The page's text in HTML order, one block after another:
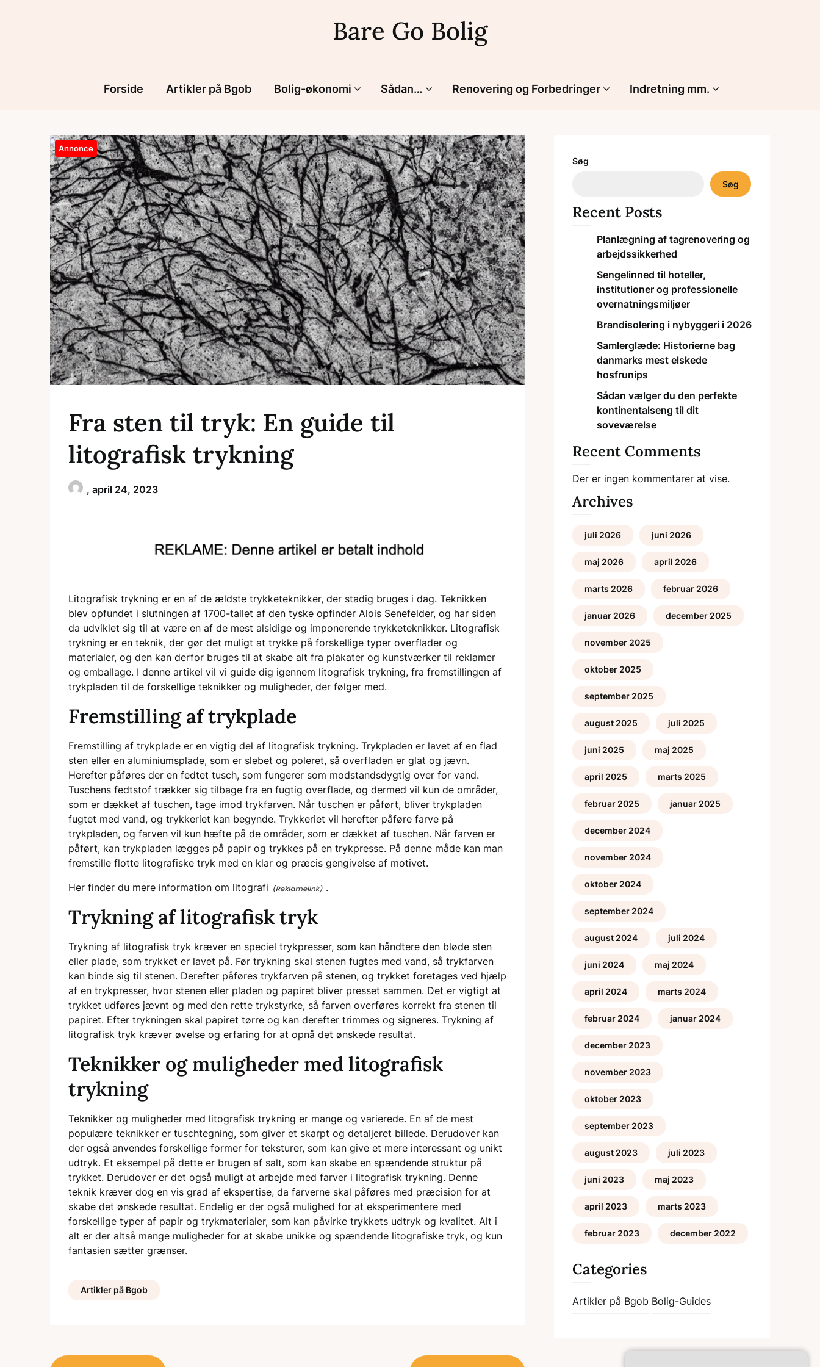
Bare Go Bolig
Forside Artikler på Bgob Bolig-økonomi Sådan… Renovering og Forbedringer Indretning mm.
Annonce
Fra sten til tryk: En guide til
litografisk trykning
, april 24, 2023
Litografisk trykning er en af de ældste trykketeknikker, der stadig bruges i dag. Teknikken
blev opfundet i slutningen af 1700-tallet af den tyske opfinder Alois Senefelder, og har siden
da udviklet sig til at være en af de mest alsidige og imponerende trykketeknikker. Litografisk
trykning er en teknik, der gør det muligt at trykke på forskellige typer overflader og
materialer, og den kan derfor bruges til at skabe alt fra plakater og kunstværker til reklamer
og emballage. I denne artikel vil vi guide dig igennem litografisk trykning, fra fremstillingen af
trykpladen til de forskellige teknikker og muligheder, der følger med.
Fremstilling af trykplade
Fremstilling af trykplade er en vigtig del af litografisk trykning. Trykpladen er lavet af en flad
sten eller en aluminiumsplade, som er slebet og poleret, så overfladen er glat og jævn.
Herefter påføres der en fedtet tusch, som fungerer som modstandsdygtig over for vand.
Tuschens fedtstof trækker sig tilbage fra en fugtig overflade, og dermed vil kun de områder,
som er dækket af tuschen, tage imod trykfarven. Når tuschen er påført, bliver trykpladen
fugtet med vand, og trykkeriet kan begynde. Trykkeriet vil herefter påføre farve på
trykpladen, og farven vil kun hæfte på de områder, som er dækket af tuschen. Når farven er
påført, kan trykpladen lægges på papir og trykkes på en trykpresse. På denne måde kan man
fremstille flotte litografiske tryk med en klar og præcis gengivelse af motivet.
Her finder du mere information om litografi .
Trykning af litografisk tryk
Trykning af litografisk tryk kræver en speciel trykpresser, som kan håndtere den bløde sten
eller plade, som trykket er lavet på. Før trykning skal stenen fugtes med vand, så trykfarven
kan binde sig til stenen. Derefter påføres trykfarven på stenen, og trykket foretages ved hjælp
af en trykpresser, hvor stenen eller pladen og papiret bliver presset sammen. Det er vigtigt at
trykket udføres jævnt og med den rette trykstyrke, så farven overføres korrekt fra stenen til
papiret. Efter trykningen skal papiret tørre og kan derefter trimmes og signeres. Trykning af
litografisk tryk kræver øvelse og erfaring for at opnå det ønskede resultat.
Teknikker og muligheder med litografisk
trykning
Teknikker og muligheder med litografisk trykning er mange og varierede. En af de mest
populære teknikker er tuschtegning, som giver et skarpt og detaljeret billede. Derudover kan
der også anvendes forskellige former for teksturer, som kan give et mere interessant og unikt
udtryk. Et eksempel på dette er brugen af salt, som kan skabe en spændende struktur på
trykket. Derudover er det også muligt at arbejde med farver i litografisk trykning. Denne
teknik kræver dog en vis grad af ekspertise, da farverne skal påføres med præcision for at
skabe det ønskede resultat. Endelig er der også mulighed for at eksperimentere med
forskellige typer af papir og trykmaterialer, som kan påvirke trykkets udtryk og kvalitet. Alt i
alt er der altså mange muligheder for at skabe unikke og spændende litografiske tryk, og kun
fantasien sætter grænser.
Artikler på Bgob
Søg
Søg
Recent Posts
Planlægning af tagrenovering og
arbejdssikkerhed
Sengelinned til hoteller,
institutioner og professionelle
overnatningsmiljøer
Brandisolering i nybyggeri i 2026
Samlerglæde: Historierne bag
danmarks mest elskede
hosfrunips
Sådan vælger du den perfekte
kontinentalseng til dit
soveværelse
Recent Comments
Der er ingen kommentarer at vise.
Archives
juli 2026 juni 2026
maj 2026 april 2026
marts 2026 februar 2026
januar 2026 december 2025
november 2025
oktober 2025
september 2025
august 2025 juli 2025
juni 2025 maj 2025
april 2025 marts 2025
februar 2025 januar 2025
december 2024
november 2024
oktober 2024
september 2024
august 2024 juli 2024
juni 2024 maj 2024
april 2024 marts 2024
februar 2024 januar 2024
december 2023
november 2023
oktober 2023
september 2023
august 2023 juli 2023
juni 2023 maj 2023
april 2023 marts 2023
februar 2023 december 2022
Categories
Artikler på Bgob Bolig-Guides